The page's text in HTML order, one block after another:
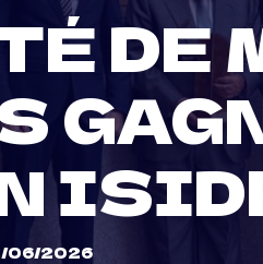
DE
06/2026